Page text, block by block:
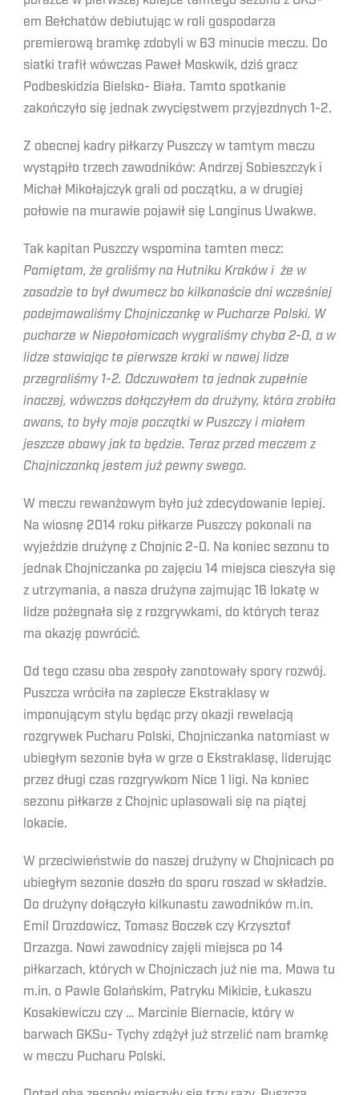
em Bełchatów debiutując w roli gospodarza
premierową bramkę zdobyli w 63 minucie meczu. Do
siatki trafił wówczas Paweł Moskwik, dziś gracz
Podbeskidzia Bielsko- Biała. Tamto spotkanie
zakończyło się jednak zwycięstwem przyjezdnych 1-2.
Z obecnej kadry piłkarzy Puszczy w tamtym meczu
wystąpiło trzech zawodników: Andrzej Sobieszczyk i
Michał Mikołajczyk grali od początku, a w drugiej
połowie na murawie pojawił się Longinus Uwakwe.
Tak kapitan Puszczy wspomina tamten mecz:
Pamiętam, że graliśmy na Hutniku Kraków i że w
zasadzie to był dwumecz bo kilkanaście dni wcześniej
podejmowaliśmy Chojniczankę w Pucharze Polski. W
pucharze w Niepołomicach wygraliśmy chyba 2-0, a w
lidze stawiając te pierwsze kroki w nowej lidze
przegraliśmy 1-2. Odczuwałem to jednak zupełnie
inaczej, wówczas dołączyłem do drużyny, która zrobiła
awans, to były moje początki w Puszczy i miałem
jeszcze obawy jak to będzie. Teraz przed meczem z
Chojniczanką jestem już pewny swego.
W meczu rewanżowym było już zdecydowanie lepiej.
Na wiosnę 2014 roku piłkarze Puszczy pokonali na
wyjeździe drużynę z Chojnic 2-0. Na koniec sezonu to
jednak Chojniczanka po zajęciu 14 miejsca cieszyła się
z utrzymania, a nasza drużyna zajmując 16 lokatę w
lidze pożegnała się z rozgrywkami, do których teraz
ma okazję powrócić.
Od tego czasu oba zespoły zanotowały spory rozwój.
Puszcza wróciła na zaplecze Ekstraklasy w
imponującym stylu będąc przy okazji rewelacją
rozgrywek Pucharu Polski, Chojniczanka natomiast w
ubiegłym sezonie była w grze o Ekstraklasę, liderując
przez długi czas rozgrywkom Nice 1 ligi. Na koniec
sezonu piłkarze z Chojnic uplasowali się na piątej
lokacie.
W przeciwieństwie do naszej drużyny w Chojnicach po
ubiegłym sezonie doszło do sporu roszad w składzie.
Do drużyny dołączyło kilkunastu zawodników m.in.
Emil Drozdowicz, Tomasz Boczek czy Krzysztof
Drzazga. Nowi zawodnicy zajęli miejsca po 14
piłkarzach, których w Chojniczach już nie ma. Mowa tu
m.in. o Pawle Golańskim, Patryku Mikicie, Łukaszu
Kosakiewiczu czy … Marcinie Biernacie, który w
barwach GKSu- Tychy zdążył już strzelić nam bramkę
w meczu Pucharu Polski.